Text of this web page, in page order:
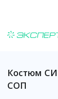
Костюм
СОП